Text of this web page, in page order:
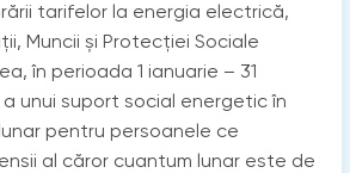
tarifelor la energia electrică,
Muncii și Protecției Sociale
în perioada 1 ianuarie – 31
unui suport social energetic în
pentru persoanele ce
al căror cuantum lunar este de